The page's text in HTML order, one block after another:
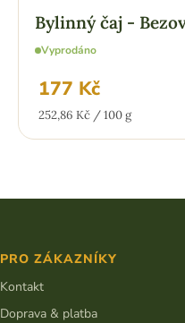
Bylinný čaj -
Vyprodáno
177 Kč
Měrná
252,86 Kč / 100 g
a
t
í
PRO ZÁKAZNÍKY
Kontakt
Doprava & platba